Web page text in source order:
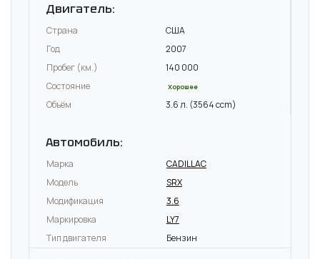
Двигатель:
Страна
США
Год
2007
Пробег (км.)
140 000
Состояние
Хорошее
Объём 3.6 л. (3564 ccm)
Автомобиль:
Марка
CADILLAC
Модель
SRX
Модификация
3.6
Маркировка
LY7
Тип двигателя
Бензин